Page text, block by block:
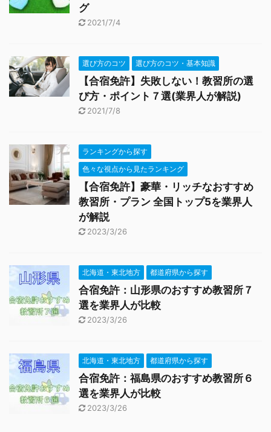
グ
2021/7/4
選び方のコツ 選び方のコツ・基本知識
【合宿免許】失敗しない！教習所の選
び方・ポイント７選(業界人が解説)
2021/7/8
ランキングから探す
色々な視点から見たランキング
【合宿免許】豪華・リッチなおすすめ
教習所・プラン 全国トップ5を業界人
が解説
2023/3/26
北海道・東北地方 都道府県から探す
合宿免許：山形県のおすすめ教習所７
選を業界人が比較
2023/3/26
北海道・東北地方 都道府県から探す
合宿免許：福島県のおすすめ教習所６
選を業界人が比較
2023/3/26